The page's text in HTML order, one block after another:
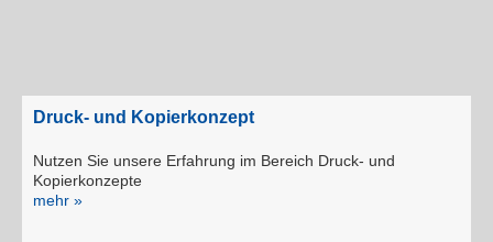
Druck- und Kopierkonzept
Nutzen Sie unsere Erfahrung im Bereich Druck- und
Kopierkonzepte
mehr »